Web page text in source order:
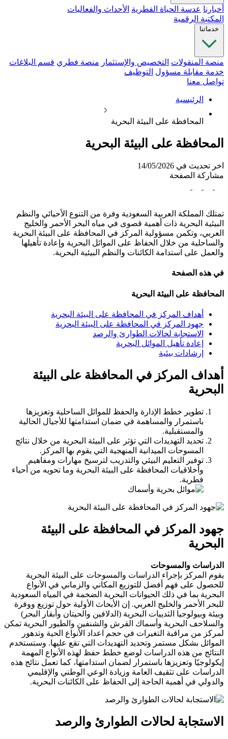
أخبارنا عدسة الحياة الفطرية الأحداث والفعاليات
المكتبة الرقمية
خدماتنا
منصة المنقولات التخصيص والإستثمار منصة فطري قسم البلاغات
خدمة مقابلة مسؤول التوظيف
تواصل معنا
الرئيسية
المحافظة على البيئة البحرية
المحافظة على البيئة البحرية
اخر تحديث في 14/05/2026
مشاركة الصفحة
تمتلك المملكة العربية السعودية وفرة من التنوع الأحيائي والنظم
البيئية البحرية ذات أهمية قصوى في مياه البحر الأحمر والخليج
العربي، وتكمن مسؤولية المركز في المحافظة على البيئة البحرية
والساحلية من خلال الحفاظ على الموائل البحرية وإعادة تأهيلها
والعمل على استدامة الكائنات والنظم البيئية البحرية.
في هذه الصفحة
المحافظة على البيئة البحرية
أهداف المركز في المحافظة على البيئة البحرية
جهود المركز في المحافظة على البيئة البحرية
الاستجابة لحالات الطوارئ والرصد
إعادة تأهيل الموائل البحرية
إرشادات بيئية
أهداف المركز في المحافظة على البيئة
البحرية
تطوير خطط الإدارة والحفظ للموائل الساحلية وتعزيزها
باستمرار والمساهمة في ضمان استدامتها للأجيال الحالية
والمستقبلية.
تحديد التهديدات التي تؤثر على البيئة البحرية من خلال نتائج
المسوحات الميدانية المنهجية التي يقوم بها المركز.
توفير التعليم البيئي والتدريب لترسيخ مهارات ومفاهيم
وأخلاقيات المحافظة على البيئة البحرية وما تحويه من أحياء
فطرية.
جهود المركز في المحافظة على البيئة
البحرية
الدراسات والمسوحات
يقوم المركز بإجراء الدراسات والمسوحات على البيئة البحرية
للحصول على فهم أفضل للتوزيع المكاني والزماني في الأنواع
البحرية بما في ذلك الحيوانات البحرية الضخمة في المياه السعودية
للبحر الأحمر والخليج العربي. إن الأبحاث الأولية حول توزيع ووفرة
وبيئة وبيولوجيا الثدييات البحرية (الدلافين والحيتان وأبقار البحر)
والسلاحف البحرية وأسماك القرش والشنفين والطيور البحرية تمكن
لمركز من مراقبة التغيرات في حجم اعداد الأنواع الحية وتدهور
الموائل بشكل مستمر وتحديد التهديدات التي تقع عليها. وستستخدم
النتائج من هذه الدراسات لوضع خطط حفظ لهذه الأنواع المهمة
إيكولوجيًا وتعزيزها باستمرار لضمان استدامتها، كما تعمل نتائج هذه
الدراسات على تثقيف العامة وزيادة الوعي الوطني والإقليمي
والدولي في أهمية الحاجة إلى الحفاظ على الكائنات البحرية.
الاستجابة لحالات الطوارئ والرصد